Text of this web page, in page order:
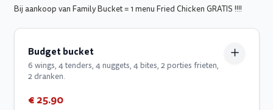
Bij aankoop van Family Bucket = 1 menu Fried Chicken GRATIS !!!!
Budget bucket
6 wings, 4 tenders, 4 nuggets, 4 bites, 2 porties frieten,
2 dranken.
€ 25.90